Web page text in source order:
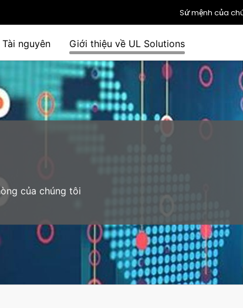
Sứ mệnh của
Tài nguyên Giới thiệu về UL Solutions
của chúng tôi